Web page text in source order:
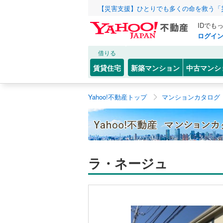
【災害支援】ひとりでも多くの命を救う
IDでも
ログイン
借りる
賃貸住宅 新築マンション 中古マンシ
Yahoo!不動産トップ マンションカタログ
ラ・ネージュ